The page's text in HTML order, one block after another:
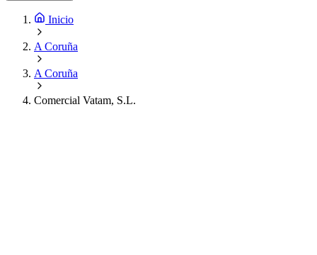
Inicio
A Coruña
A Coruña
Comercial Vatam, S.L.